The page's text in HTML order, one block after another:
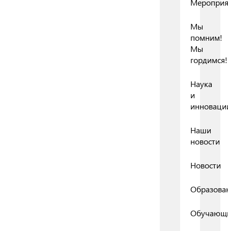
Мы
помним!
Мы
гордимся!
Наука
и
Наши
новости
Новости